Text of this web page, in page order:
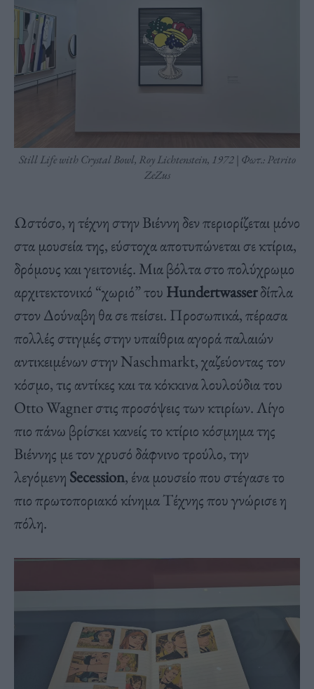
Still Life with Crystal Bowl, Roy Lichtenstein, 1972 | Φωτ.: Petrito
ZeZus
Ωστόσο, η τέχνη στην Βιέννη δεν περιορίζεται μόνο
στα μουσεία της, εύστοχα αποτυπώνεται σε κτίρια,
δρόμους και γειτονιές. Μια βόλτα στο πολύχρωμο
αρχιτεκτονικό “χωριό” του Hundertwasserδίπλα
στον Δούναβη θα σε πείσει. Προσωπικά, πέρασα
πολλές στιγμές στην υπαίθρια αγορά παλαιών
αντικειμένων στην Naschmarkt, χαζεύοντας τον
κόσμο, τις αντίκες και τα κόκκινα λουλούδια του
Otto Wagner στις προσόψεις των κτιρίων. Λίγο
πιο πάνω βρίσκει κανείς το κτίριο κόσμημα της
Βιέννης με τον χρυσό δάφνινο τρούλο, την
λεγόμενη Secession, ένα μουσείο που στέγασε το
πιο πρωτοποριακό κίνημα Τέχνης που γνώρισε η
πόλη.